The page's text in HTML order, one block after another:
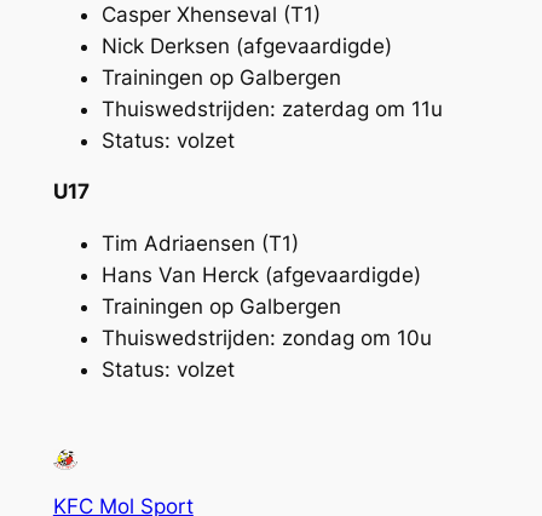
Casper Xhenseval (T1)
Nick Derksen (afgevaardigde)
Trainingen op Galbergen
Thuiswedstrijden: zaterdag om 11u
Status: volzet
U17
Tim Adriaensen (T1)
Hans Van Herck (afgevaardigde)
Trainingen op Galbergen
Thuiswedstrijden: zondag om 10u
Status: volzet
KFC Mol Sport